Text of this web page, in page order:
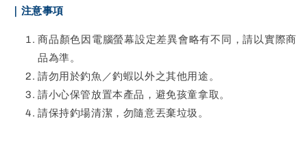
｜注意事項
商品顏色因電腦螢幕設定差異會略有不同，請以實際商
品為準。
請勿用於釣魚／釣蝦以外之其他用途。
請小心保管放置本產品，避免孩童拿取。
請保持釣場清潔，勿隨意丟棄垃圾。